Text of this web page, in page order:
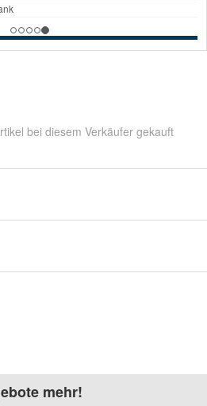
bei diesem Verkäufer gekauft
mehr!